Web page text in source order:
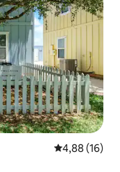
Średnia
4,88 (16)